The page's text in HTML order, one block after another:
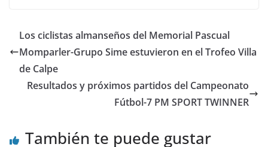
Los ciclistas almanseños del Memorial Pascual
Momparler-Grupo Sime estuvieron en el Trofeo Villa
de Calpe
Resultados y próximos partidos del Campeonato
Fútbol-7 PM SPORT TWINNER
También te puede gustar